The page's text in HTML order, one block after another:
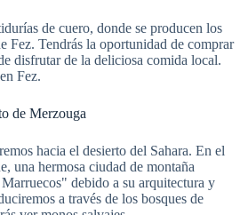
de cuero, donde se producen los
Fez. Tendrás la oportunidad de comprar
disfrutar de la deliciosa comida local.
Fez.
de Merzouga
hacia el desierto del Sahara. En el
una hermosa ciudad de montaña
debido a su arquitectura y
a través de los bosques de